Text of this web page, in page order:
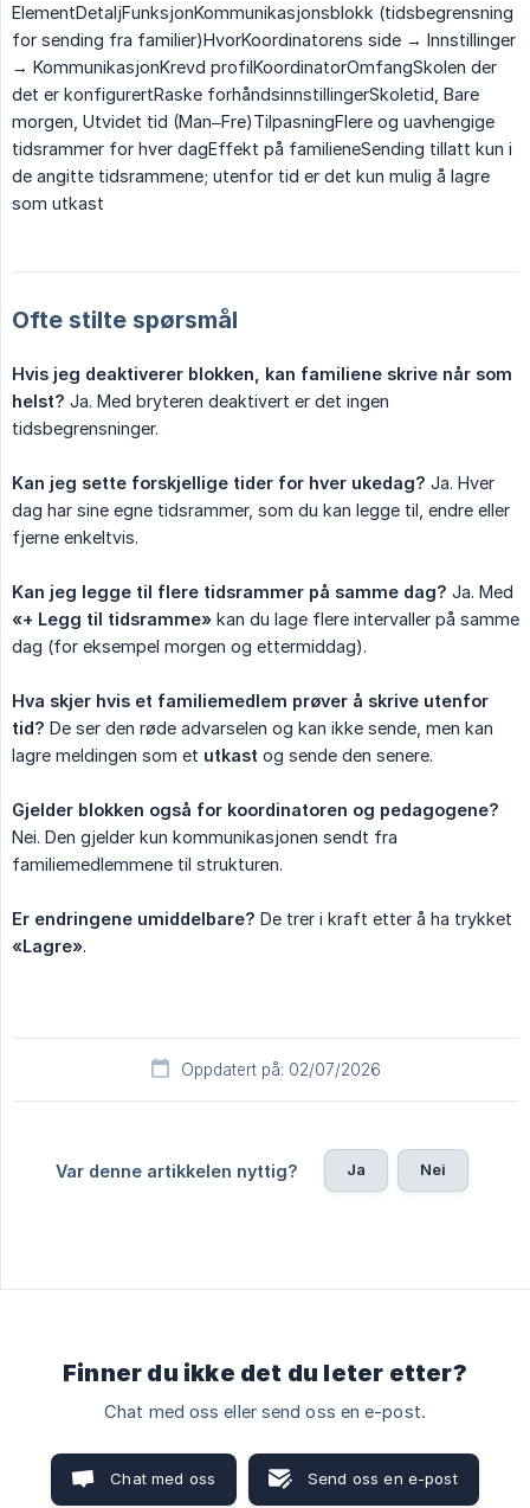
ElementDetaljFunksjonKommunikasjonsblokk (tidsbegrensning
for sending fra familier)HvorKoordinatorens side → Innstillinger
→ KommunikasjonKrevd profilKoordinatorOmfangSkolen der
det er konfigurertRaske forhåndsinnstillingerSkoletid, Bare
morgen, Utvidet tid (Man–Fre)TilpasningFlere og uavhengige
tidsrammer for hver dagEffekt på familieneSending tillatt kun i
de angitte tidsrammene; utenfor tid er det kun mulig å lagre
som utkast
Ofte stilte spørsmål
Hvis jeg deaktiverer blokken, kan familiene skrive når som
helst? Ja. Med bryteren deaktivert er det ingen
tidsbegrensninger.
Kan jeg sette forskjellige tider for hver ukedag? Ja. Hver
dag har sine egne tidsrammer, som du kan legge til, endre eller
fjerne enkeltvis.
Kan jeg legge til flere tidsrammer på samme dag? Ja. Med
«+ Legg til tidsramme» kan du lage flere intervaller på samme
dag (for eksempel morgen og ettermiddag).
Hva skjer hvis et familiemedlem prøver å skrive utenfor
tid? De ser den røde advarselen og kan ikke sende, men kan
lagre meldingen som et utkast og sende den senere.
Gjelder blokken også for koordinatoren og pedagogene?
Nei. Den gjelder kun kommunikasjonen sendt fra
familiemedlemmene til strukturen.
Er endringene umiddelbare? De trer i kraft etter å ha trykket
«Lagre».
Oppdatert på: 02/07/2026
Var denne artikkelen nyttig? Ja Nei
Finner du ikke det du leter etter?
Chat med oss eller send oss en e-post.
Chat med oss Send oss en e-post